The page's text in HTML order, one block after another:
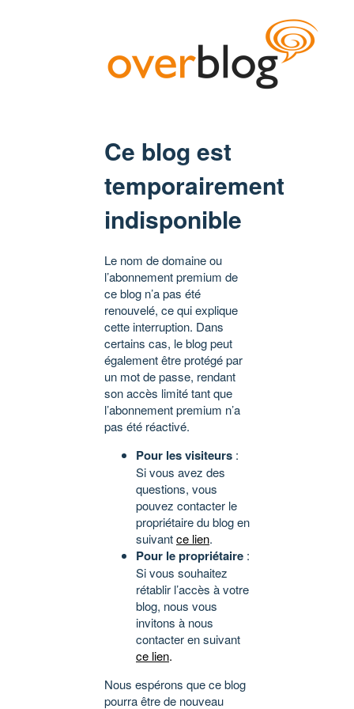
Ce blog est
temporairement
indisponible
Le nom de domaine ou
l’abonnement premium de
ce blog n’a pas été
renouvelé, ce qui explique
cette interruption. Dans
certains cas, le blog peut
également être protégé par
un mot de passe, rendant
son accès limité tant que
l’abonnement premium n’a
pas été réactivé.
Pour les visiteurs :
Si vous avez des
questions, vous
pouvez contacter le
propriétaire du blog en
suivantce lien.
Pour le propriétaire :
Si vous souhaitez
rétablir l’accès à votre
blog, nous vous
invitons à nous
contacter en suivant
ce lien.
Nous espérons que ce blog
pourra être de nouveau